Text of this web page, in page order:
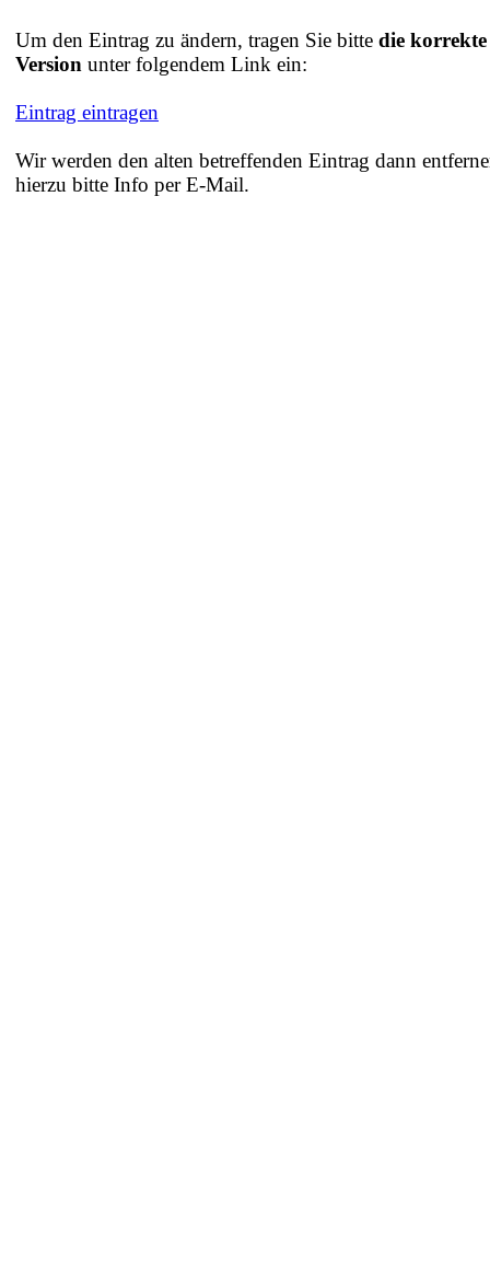
Um den Eintrag zu ändern, tragen Sie bitte die korrekte
Version unter folgendem Link ein:
Eintrag eintragen
Wir werden den alten betreffenden Eintrag dann
hierzu bitte Info per E-Mail.